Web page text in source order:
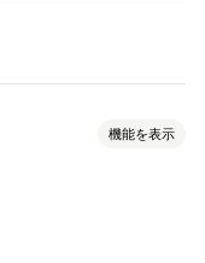
機能を表示